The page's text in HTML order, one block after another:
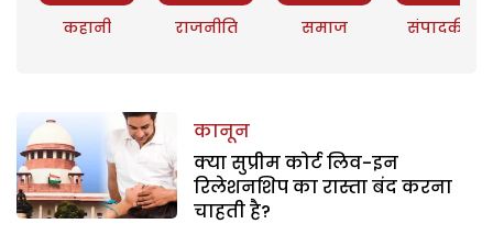
कहानी राजनीति समाज संपादकीय
कानून
क्या सुप्रीम कोर्ट लिव-इन
रिलेशनशिप का रास्ता बंद करना
चाहती है?